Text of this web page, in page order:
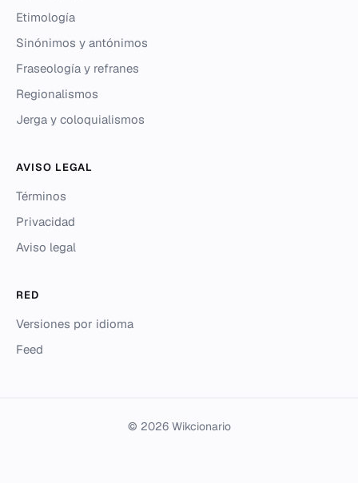
Etimología
Sinónimos y antónimos
Fraseología y refranes
Regionalismos
Jerga y coloquialismos
AVISO LEGAL
Términos
Privacidad
Aviso legal
RED
Versiones por idioma
Feed
© 2026 Wikcionario